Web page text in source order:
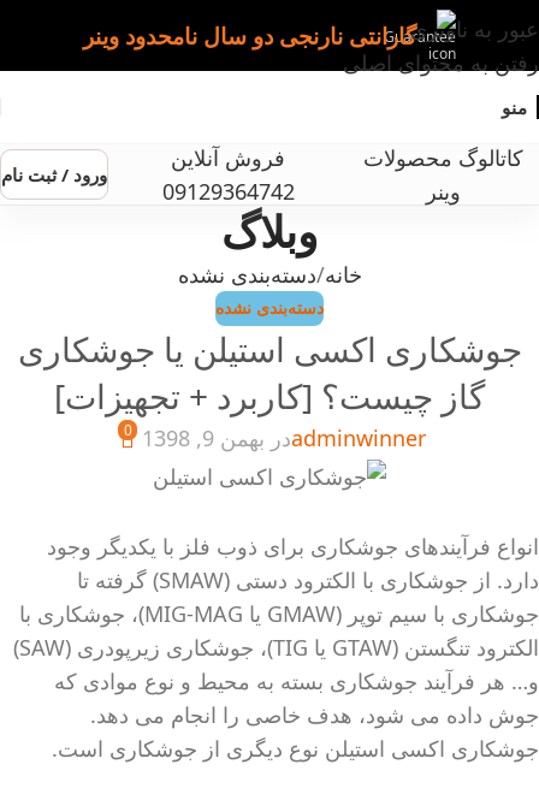
عبور به ناوبری
رفتن به محتوای اصلی
گارانتی نارنجی دو سال نامحدود وینر
منو
کاتالوگ محصولات
وینر
فروش آنلاین
09129364742
ورود / ثبت نام
وبلاگ
خانه دسته‌بندی نشده
دسته‌بندی نشده
جوشکاری اکسی استیلن یا جوشکاری
گاز چیست؟ [کاربرد + تجهیزات]
adminwinnerدر بهمن 9, 1398 0
انواع فرآیندهای جوشکاری برای ذوب فلز با یکدیگر وجود
دارد. از جوشکاری با الکترود دستی (SMAW) گرفته تا
جوشکاری با سیم توپر (GMAW یا MIG-MAG)، جوشکاری با
الکترود تنگستن (GTAW یا TIG)، جوشکاری زیرپودری (SAW)
و… هر فرآیند جوشکاری بسته به محیط و نوع موادی که
جوش داده می شود، هدف خاصی را انجام می دهد.
جوشکاری اکسی استیلن نوع دیگری از جوشکاری است.